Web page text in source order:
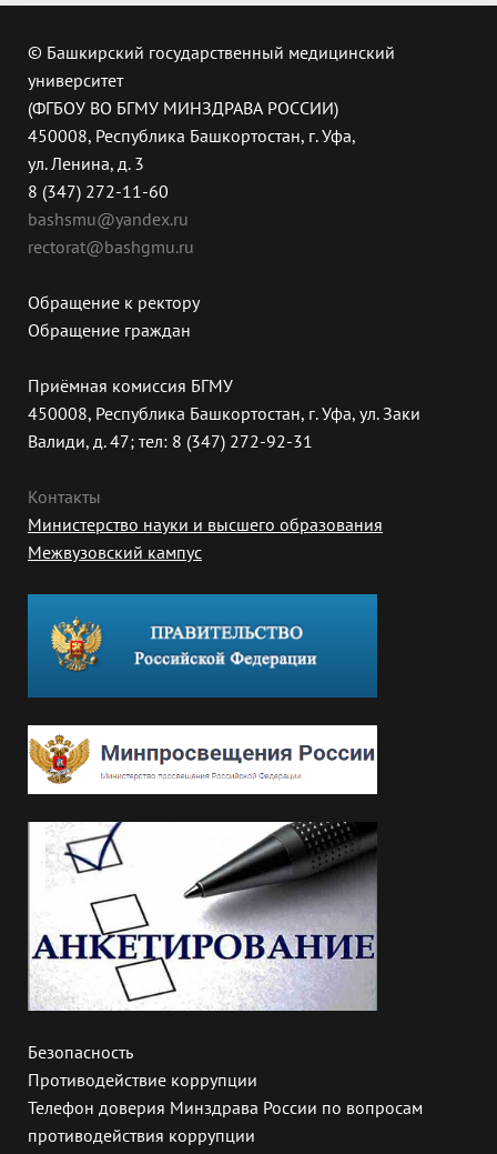
© Башкирский государственный медицинский
университет
(ФГБОУ ВО БГМУ МИНЗДРАВА РОССИИ)
450008, Республика Башкортостан, г. Уфа,
ул. Ленина, д. 3
8 (347) 272-11-60
bashsmu@yandex.ru
rectorat@bashgmu.ru
Обращение к ректору
Обращение граждан
Приёмная комиссия БГМУ
450008, Республика Башкортостан, г. Уфа, ул. Заки
Валиди, д. 47; тел: 8 (347) 272-92-31
Контакты
Министерство науки и высшего образования
Межвузовский кампус
Безопасность
Противодействие коррупции
Телефон доверия Минздрава России по вопросам
противодействия коррупции